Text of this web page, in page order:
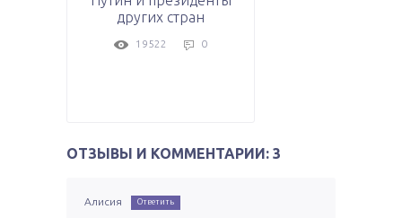
других стран
19522 0
ОТЗЫВЫ И КОММЕНТАРИИ: 3
Алисия Ответить